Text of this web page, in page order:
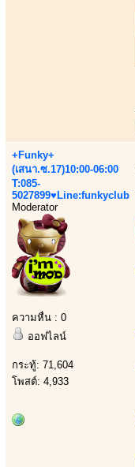
+Funky+
(เสนา.ซ.17)10:00-06:00
T:085-
5027899♥Line:funkyclub
Moderator
ความหื่น : 0
ออฟไลน์
กระทู้: 71,604
โพสต์: 4,933